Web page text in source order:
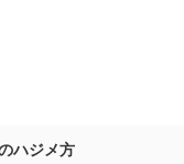
ハジメ方